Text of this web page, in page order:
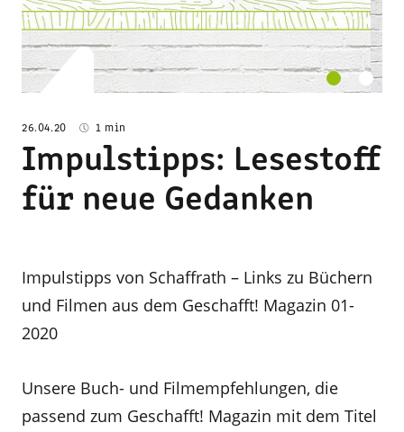
26.04.20 1 min
Impulstipps: Lesestoff
für neue Gedanken
Impulstipps von Schaffrath – Links zu Büchern
und Filmen aus dem Geschafft! Magazin 01-
2020
Unsere Buch- und Filmempfehlungen, die
passend zum Geschafft! Magazin mit dem Titel